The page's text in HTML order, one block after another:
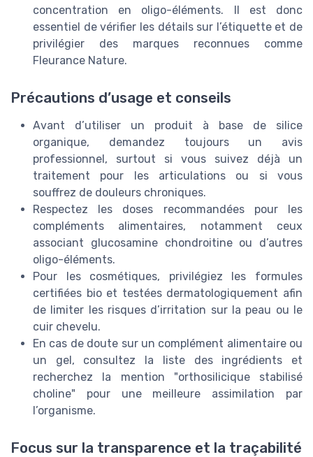
concentration en oligo-éléments. Il est donc
essentiel de vérifier les détails sur l’étiquette et de
privilégier des marques reconnues comme
Fleurance Nature.
Précautions d’usage et conseils
Avant d’utiliser un produit à base de silice
organique, demandez toujours un avis
professionnel, surtout si vous suivez déjà un
traitement pour les articulations ou si vous
souffrez de douleurs chroniques.
Respectez les doses recommandées pour les
compléments alimentaires, notamment ceux
associant glucosamine chondroitine ou d’autres
oligo-éléments.
Pour les cosmétiques, privilégiez les formules
certifiées bio et testées dermatologiquement afin
de limiter les risques d’irritation sur la peau ou le
cuir chevelu.
En cas de doute sur un complément alimentaire ou
un gel, consultez la liste des ingrédients et
recherchez la mention "orthosilicique stabilisé
choline" pour une meilleure assimilation par
l’organisme.
Focus sur la transparence et la traçabilité